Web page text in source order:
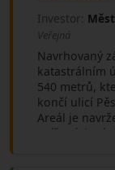
Investor:
Veřejná
Navrhovaný
katastrálním
540 metrů,
končí ulicí
Areál je
snížených